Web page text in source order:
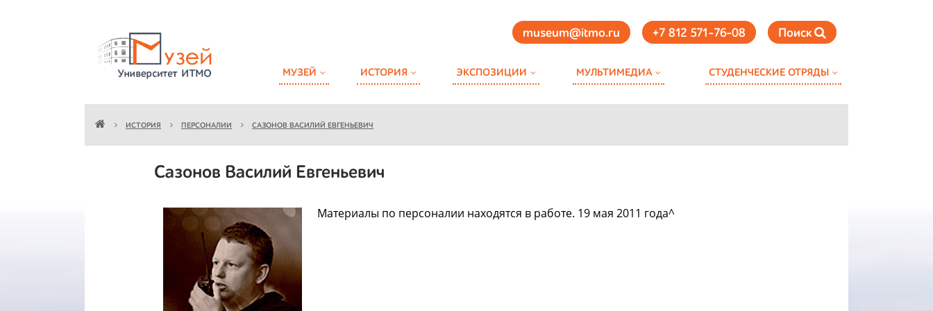
museum@itmo.ru +7 812 571-76-08 Поиск
МУЗЕЙ ИСТОРИЯ ЭКСПОЗИЦИИ МУЛЬТИМЕДИА СТУДЕНЧЕСКИЕ ОТРЯДЫ
ИСТОРИЯ ПЕРСОНАЛИИ САЗОНОВ ВАСИЛИЙ ЕВГЕНЬЕВИЧ
Сазонов Василий Евгеньевич
Материалы по персоналии находятся в работе. 19 мая 2011 года^